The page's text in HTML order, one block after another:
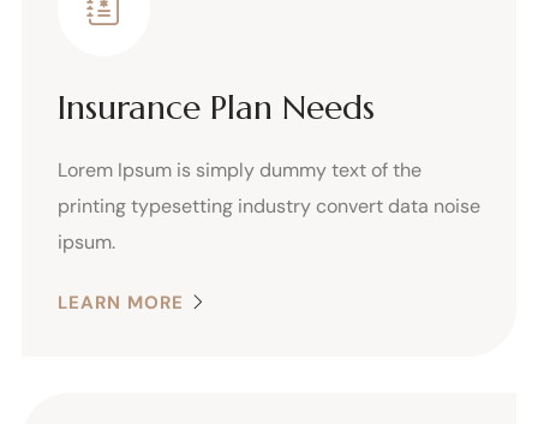
Insurance Plan Needs
Lorem Ipsum is simply dummy text of the
printing typesetting industry convert data noise
ipsum.
LEARN MORE